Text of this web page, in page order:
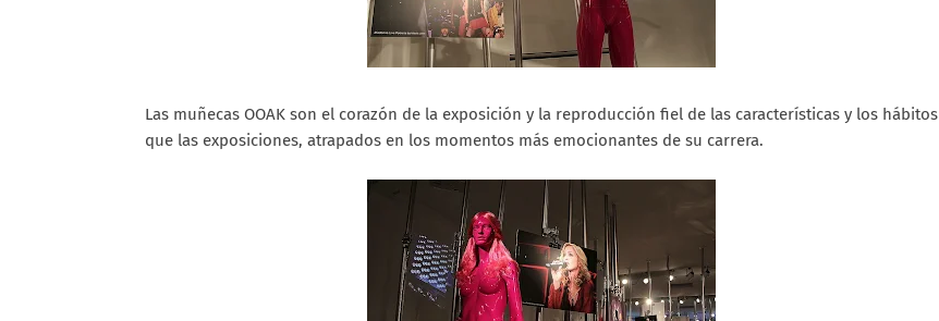
Las muñecas OOAK son el corazón de la exposición y la reproducción fiel de las características y los hábitos
que las exposiciones, atrapados en los momentos más emocionantes de su carrera.